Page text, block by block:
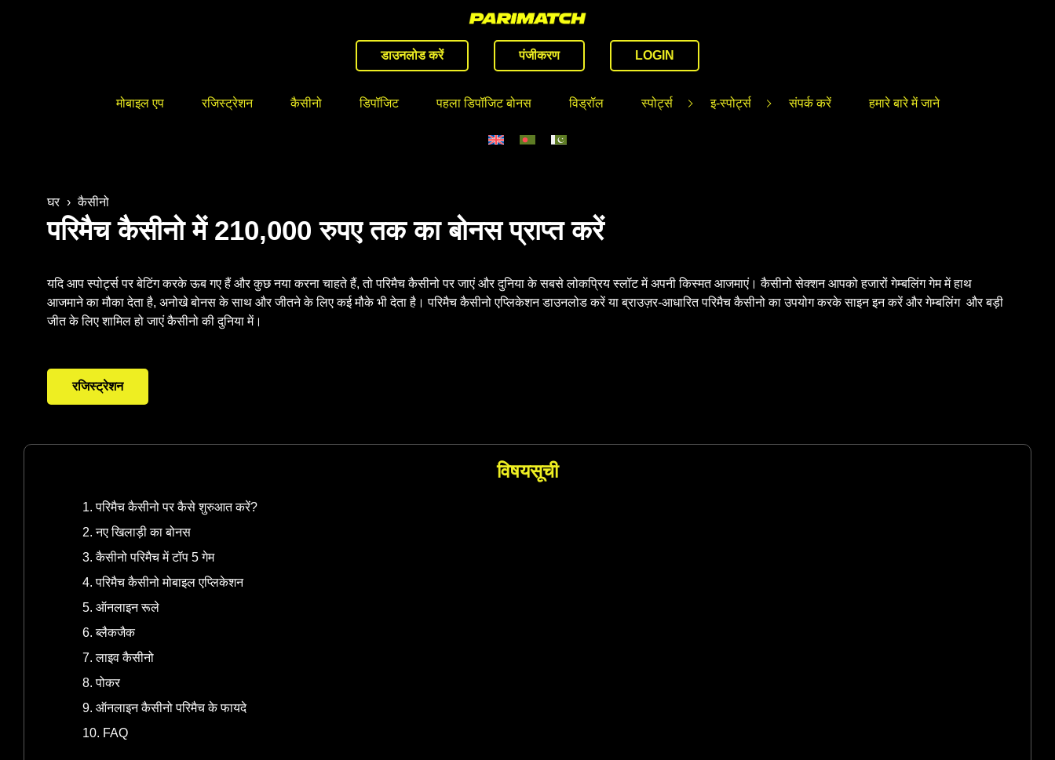
मोबाइल एप रजिस्ट्रेशन कैसीनो डिपॉजिट पहला डिपॉजिट बोनस विड्रॉल स्पोर्ट्स इ-स्पोर्ट्स संपर्क करें हमारे बारे में जाने
डाउनलोड करें पंजीकरण LOGIN
घर › कैसीनो
परिमैच कैसीनो में 210,000 रुपए तक का बोनस प्राप्त करें
यदि आप स्पोर्ट्स पर बेटिंग करके ऊब गए हैं और कुछ नया करना चाहते हैं, तो परिमैच कैसीनो पर जाएं और दुनिया के सबसे लोकप्रिय स्लॉट में अपनी किस्मत आजमाएं। कैसीनो सेक्शन आपको हजारों गेम्बलिंग गेम में हाथ
आजमाने का मौका देता है, अनोखे बोनस के साथ और जीतने के लिए कई मौके भी देता है। परिमैच कैसीनो एप्लिकेशन डाउनलोड करें या ब्राउज़र-आधारित परिमैच कैसीनो का उपयोग करके साइन इन करें और गेम्बलिंग और बड़ी
जीत के लिए शामिल हो जाएं कैसीनो की दुनिया में।
रजिस्ट्रेशन
विषयसूची
परिमैच कैसीनो पर कैसे शुरुआत करें?
नए खिलाड़ी का बोनस
कैसीनो परिमैच में टॉप 5 गेम
परिमैच कैसीनो मोबाइल एप्लिकेशन
ऑनलाइन रूले
ब्लैकजैक
लाइव कैसीनो
पोकर
ऑनलाइन कैसीनो परिमैच के फायदे
FAQ